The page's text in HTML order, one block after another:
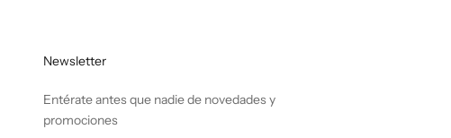
Newsletter
Entérate antes que nadie de novedades y
promociones